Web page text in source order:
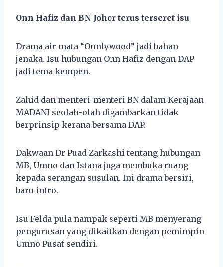
Onn Hafiz dan BN Johor terus terseret isu
Drama air mata “Onnlywood” jadi bahan
jenaka. Isu hubungan Onn Hafiz dengan DAP
jadi tema kempen.
Zahid dan menteri-menteri BN dalam Kerajaan
MADANI seolah-olah digambarkan tidak
berprinsip kerana bersama DAP.
Dakwaan Dr Puad Zarkashi tentang hubungan
MB, Umno dan Istana juga membuka ruang
kepada serangan susulan. Ini drama bersiri,
baru intro.
Isu Felda pula nampak seperti MB menyerang
pengurusan yang dikaitkan dengan pemimpin
Umno Pusat sendiri.